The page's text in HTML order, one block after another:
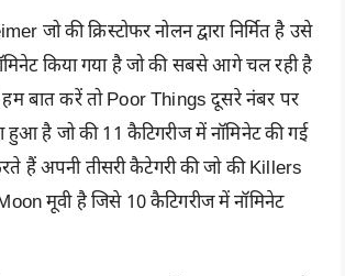
जो की क्रिस्टोफर नोलन द्वारा निर्मित है उसे
किया गया है जो की सबसे आगे चल रही है
बात करें तो Poor Things दूसरे नंबर पर
हुआ है जो की 11 कैटिगरीज में नॉमिनेट की गई
हैं अपनी तीसरी कैटेगरी की जो की Killers
मूवी है जिसे 10 कैटिगरीज में नॉमिनेट